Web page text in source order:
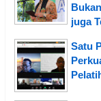
juga
Satu